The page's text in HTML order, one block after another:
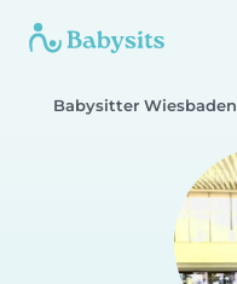
Babysitter Wiesbaden